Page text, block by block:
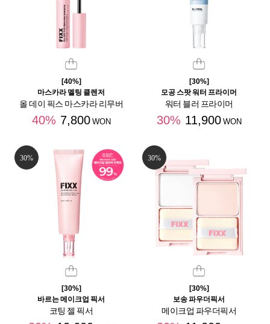
[40%]
마스카라 멜팅 클렌저
올 데이 픽스 마스카라 리무버
40% 7,800 WON
[30%]
모공 스팟 워터 프라이머
워터 블러 프라이머
30% 11,900 WON
30%
[30%]
바르는 메이크업 픽서
코팅 젤 픽서
30%
[30%]
보송 파우더픽서
메이크업 파우더픽서